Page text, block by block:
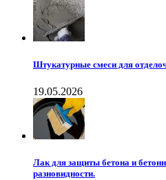
Штукатурные смеси для
19.05.2026
Лак для защиты бетона и
разновидности.